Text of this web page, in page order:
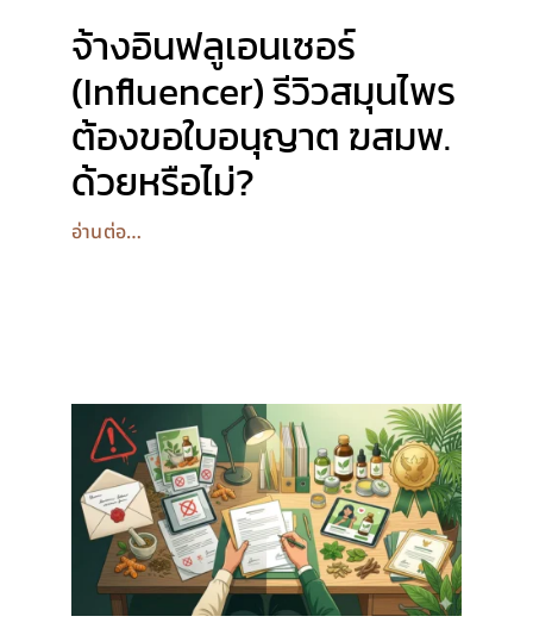
จ้างอินฟลูเอนเซอร์
(Influencer) รีวิวสมุนไพร
ต้องขอใบอนุญาต ฆสมพ.
ด้วยหรือไม่?
อ่านต่อ…